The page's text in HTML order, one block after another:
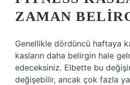
ZAMAN
Genellikle dördüncü haftaya
kasların daha belirgin hale
edeceksiniz. Elbette bu
değişebilir, ancak çok fazla